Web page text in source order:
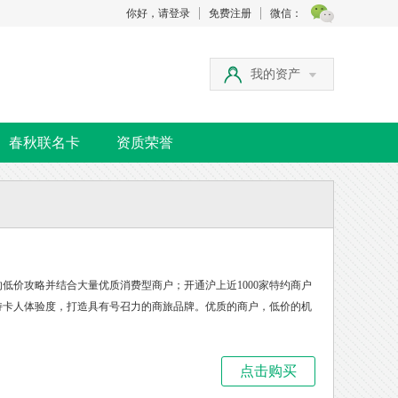
你好，请登录 免费注册 微信：
我的资产
春秋联名卡 资质荣誉
价攻略并结合大量优质消费型商户；开通沪上近1000家特约商户
人体验度，打造具有号召力的商旅品牌。优质的商户，低价的机
点击购买